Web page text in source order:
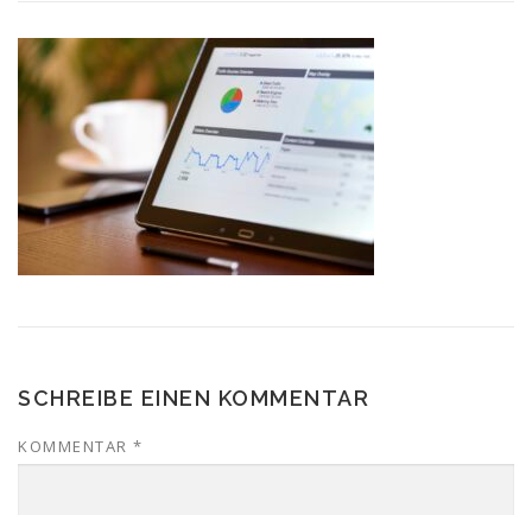
SCHREIBE EINEN KOMMENTAR
KOMMENTAR *